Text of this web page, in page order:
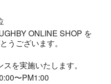
ONLINE SHOP を
うございます。
を実施いたします。
〜PM1:00